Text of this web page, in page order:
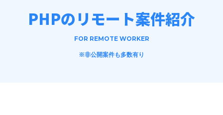
PHPのリモート案件紹介
FOR REMOTE WORKER
※非公開案件も多数有り